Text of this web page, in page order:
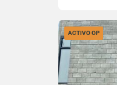
ACTIVO OP